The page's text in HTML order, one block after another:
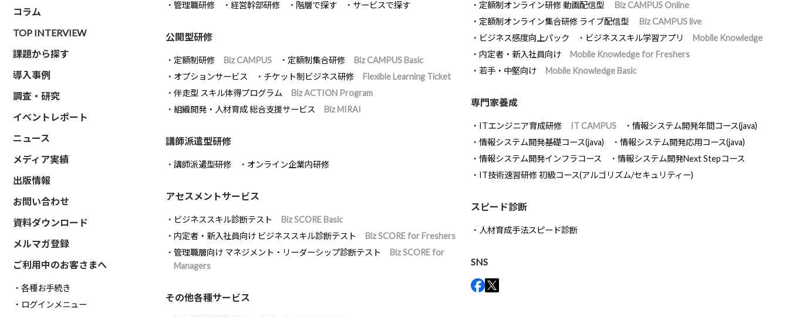
コラム
TOP INTERVIEW
課題から探す
導入事例
調査・研究
イベントレポート
ニュース
メディア実績
出版情報
お問い合わせ
資料ダウンロード
メルマガ登録
ご利用中のお客さまへ
各種お手続き
ログインメニュー
管理職研修
経営幹部研修 階層で探す サービスで探す
公開型研修
定額制研修 Biz CAMPUS 定額制集合研修
Biz CAMPUS Basic
オプションサービス
チケット制ビジネス研修
Flexible Learning Ticket
伴走型 スキル体得プログラム
Biz ACTION Program
組織開発・人材育成 総合支援サービス
Biz MIRAI
講師派遣型研修
講師派遣型研修 オンライン企業内研修
アセスメントサービス
ビジネススキル診断テスト
Biz SCORE Basic
内定者・新入社員向け ビジネススキル診断テスト
Biz SCORE for Freshers
管理職層向け マネジメント・リーダーシップ診断テスト
Biz SCORE for
Managers
その他各種サービス
定額制オンライン研修 動画配信型
Biz CAMPUS Online
定額制オンライン集合研修 ライブ配信型
Biz CAMPUS live
ビジネス感度向上パック
ビジネススキル学習アプリ
Mobile Knowledge
内定者・新入社員向け
Mobile Knowledge for Freshers
若手・中堅向け
Mobile Knowledge Basic
専門家養成
ITエンジニア育成研修 IT CAMPUS
情報システム開発年間コース(java)
情報システム開発基礎コース(java)
情報システム開発応用コース(java)
情報システム開発インフラコース
情報システム開発Next Stepコース
IT技術速習研修 初級コース(アルゴリズム/セキュリティー)
スピード診断
人材育成手法スピード診断
SNS